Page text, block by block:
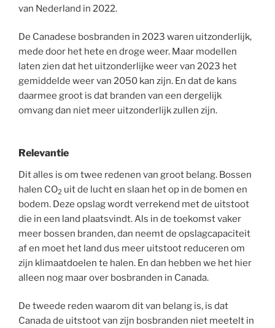
van Nederland in 2022.
De Canadese bosbranden in 2023 waren uitzonderlijk,
mede door het hete en droge weer. Maar modellen
laten zien dat het uitzonderlijke weer van 2023 het
gemiddelde weer van 2050 kan zijn. En dat de kans
daarmee groot is dat branden van een dergelijk
omvang dan niet meer uitzonderlijk zullen zijn.
Relevantie
Dit alles is om twee redenen van groot belang. Bossen
halen CO2 uit de lucht en slaan het op in de bomen en
bodem. Deze opslag wordt verrekend met de uitstoot
die in een land plaatsvindt. Als in de toekomst vaker
meer bossen branden, dan neemt de opslagcapaciteit
af en moet het land dus meer uitstoot reduceren om
zijn klimaatdoelen te halen. En dan hebben we het hier
alleen nog maar over bosbranden in Canada.
De tweede reden waarom dit van belang is, is dat
Canada de uitstoot van zijn bosbranden niet meetelt in